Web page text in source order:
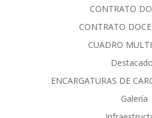
CONTRATO
CONTRATO
CUADRO
ENCARGATURAS DE
Galería